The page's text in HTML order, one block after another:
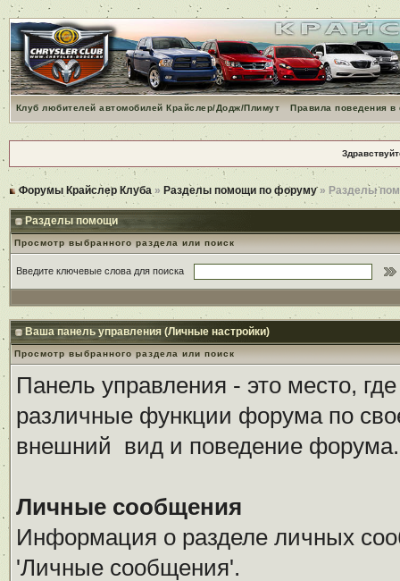
Клуб любителей автомобилей Крайслер/Додж/Плимут Правила поведения
Форумы Крайслер Клуба » Разделы помощи по форуму» Разделы
Разделы помощи
Просмотр выбранного раздела или поиск
Введите ключевые слова для поиска
Ваша панель управления (Личные настройки)
Просмотр выбранного раздела или поиск
Панель управления - это место,
различные функции форума по
внешний вид и поведение форума.
Личные сообщения
Информация о разделе личных
'Личные сообщения'.